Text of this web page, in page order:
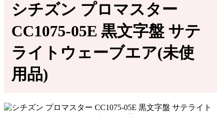
シチズン プロマスター
CC1075-05E 黒文字盤 サテ
ライトウェーブエア(未使
用品)